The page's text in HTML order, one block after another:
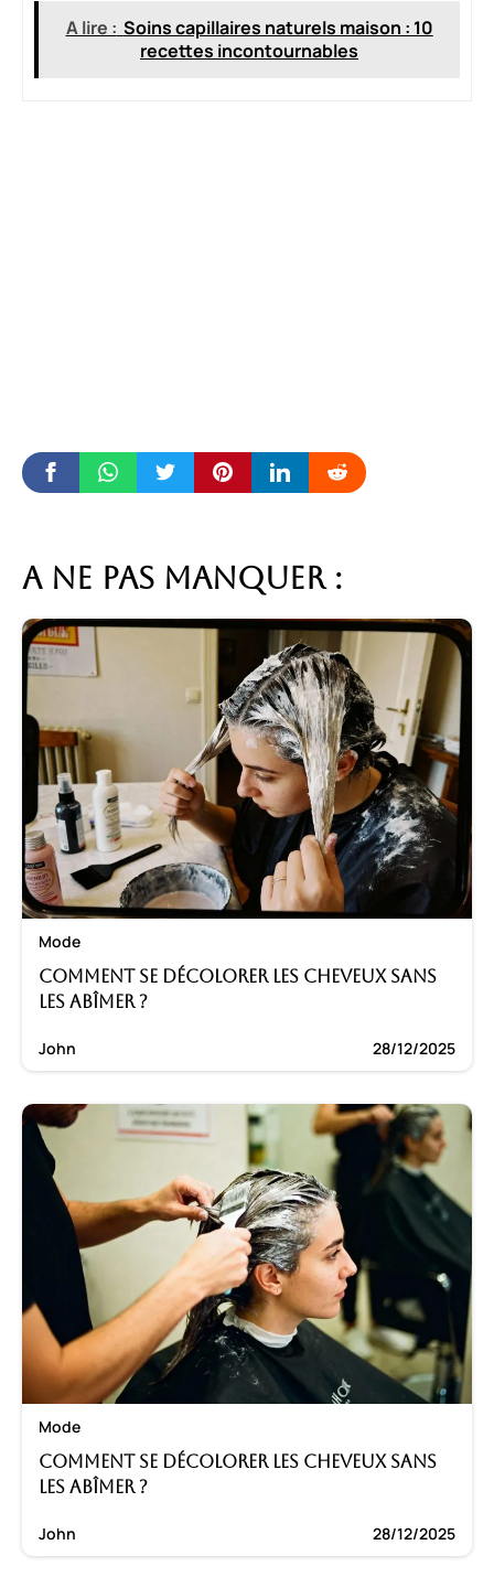
A lire : Soins capillaires naturels maison : 10
recettes incontournables
A ne pas manquer :
Mode
Comment se décolorer les cheveux sans
les abîmer ?
John 28/12/2025
Mode
Comment se décolorer les cheveux sans
les abîmer ?
John 28/12/2025